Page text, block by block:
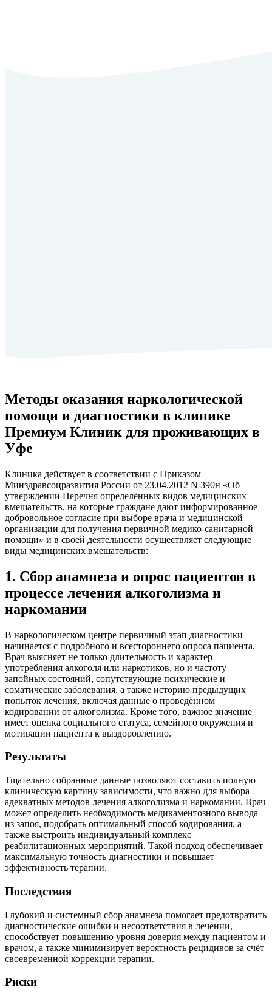
Методы оказания наркологической
помощи и диагностики в клинике
Премиум Клиник для проживающих в
Уфе
Клиника действует в соответствии с Приказом
Минздравсоцразвития России от 23.04.2012 N 390н «Об
утверждении Перечня определённых видов медицинских
вмешательств, на которые граждане дают информированное
добровольное согласие при выборе врача и медицинской
организации для получения первичной медико-санитарной
помощи» и в своей деятельности осуществляет следующие
виды медицинских вмешательств:
1. Сбор анамнеза и опрос пациентов в
процессе лечения алкоголизма и
наркомании
В наркологическом центре первичный этап диагностики
начинается с подробного и всестороннего опроса пациента.
Врач выясняет не только длительность и характер
употребления алкоголя или наркотиков, но и частоту
запойных состояний, сопутствующие психические и
соматические заболевания, а также историю предыдущих
попыток лечения, включая данные о проведённом
кодировании от алкоголизма. Кроме того, важное значение
имеет оценка социального статуса, семейного окружения и
мотивации пациента к выздоровлению.
Результаты
Тщательно собранные данные позволяют составить полную
клиническую картину зависимости, что важно для выбора
адекватных методов лечения алкоголизма и наркомании. Врач
может определить необходимость медикаментозного вывода
из запоя, подобрать оптимальный способ кодирования, а
также выстроить индивидуальный комплекс
реабилитационных мероприятий. Такой подход обеспечивает
максимальную точность диагностики и повышает
эффективность терапии.
Последствия
Глубокий и системный сбор анамнеза помогает предотвратить
диагностические ошибки и несоответствия в лечении,
способствует повышению уровня доверия между пациентом и
врачом, а также минимизирует вероятность рецидивов за счёт
своевременной коррекции терапии.
Риски